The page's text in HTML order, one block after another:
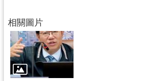
相關圖片